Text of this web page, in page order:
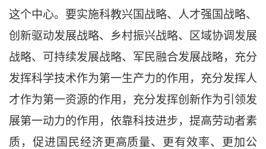
这个中心。要实施科教兴国战略、人才强国战略、
创新驱动发展战略、乡村振兴战略、区域协调发展
战略、可持续发展战略、军民融合发展战略，充分
发挥科学技术作为第一生产力的作用，充分发挥人
才作为第一资源的作用，充分发挥创新作为引领发
展第一动力的作用，依靠科技进步，提高劳动者素
质，促进国民经济更高质量、更有效率、更加公